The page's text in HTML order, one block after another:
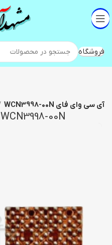
فروشگاه
WCN3998-00N آی سی وای فای
WCN3998-00N آی سی وای فای